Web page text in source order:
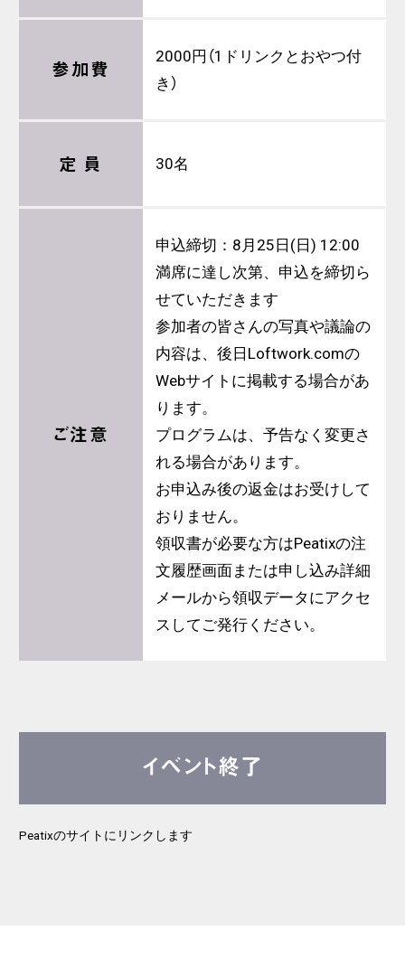
参加費
2000円（1ドリンクとおやつ付
き）
定 員 30名
ご注意
申込締切：8月25日(日) 12:00
満席に達し次第、申込を締切ら
せていただきます
参加者の皆さんの写真や議論の
内容は、後日Loftwork.comの
Webサイトに掲載する場合があ
ります。
プログラムは、予告なく変更さ
れる場合があります。
お申込み後の返金はお受けして
おりません。
領収書が必要な方はPeatixの注
文履歴画面または申し込み詳細
メールから領収データにアクセ
スしてご発行ください。
イベント終了
Peatixのサイトにリンクします